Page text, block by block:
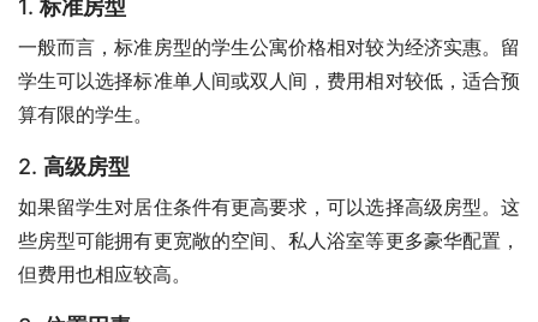
1.标准房型
一般而言，标准房型的学生公寓价格相对较为经济实惠。留
学生可以选择标准单人间或双人间，费用相对较低，适合预
算有限的学生。
2. 高级房型
如果留学生对居住条件有更高要求，可以选择高级房型。这
些房型可能拥有更宽敞的空间、私人浴室等更多豪华配置，
但费用也相应较高。